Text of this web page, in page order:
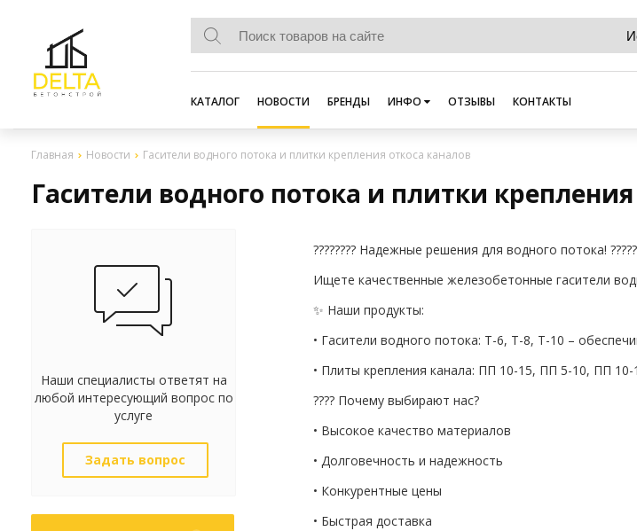
КАТАЛОГ НОВОСТИ БРЕНДЫ ИНФО ОТЗЫВЫ КОНТАКТЫ
Главная Новости Гасители водного потока и плитки крепления откоса каналов
Гасители водного потока и плитки
Наши специалисты ответят на
любой интересующий вопрос по
услуге
Задать вопрос
???????? Надежные решения для водного потока!
Ищете качественные железобетонные гасители
✨ Наши продукты:
• Гасители водного потока: Т-6, Т-8, Т-10 –
• Плиты крепления канала: ПП 10-15, ПП 5-10, ПП
???? Почему выбирают нас?
• Высокое качество материалов
• Долговечность и надежность
• Конкурентные цены
• Быстрая доставка